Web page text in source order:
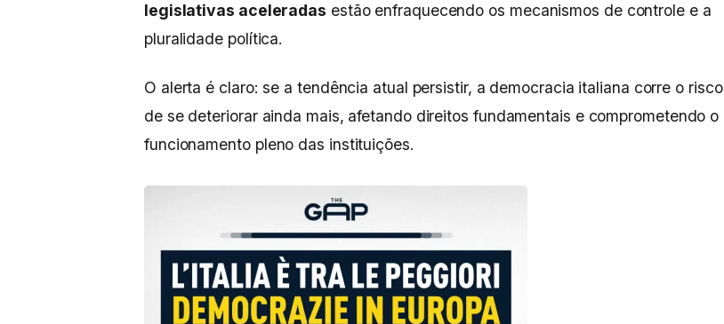
legislativas aceleradas estão enfraquecendo os mecanismos de controle e a
pluralidade política.
O alerta é claro: se a tendência atual persistir, a democracia italiana corre o risco
de se deteriorar ainda mais, afetando direitos fundamentais e comprometendo o
funcionamento pleno das instituições.